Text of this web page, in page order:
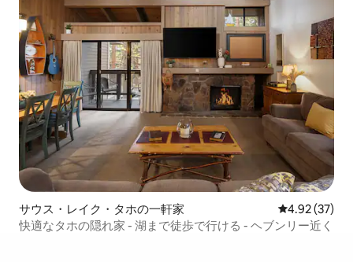
サウス・レイク・タホの一軒家 レビュー37
4.92 (37)
快適なタホの隠れ家 - 湖まで徒歩で行ける - ヘブンリー近く